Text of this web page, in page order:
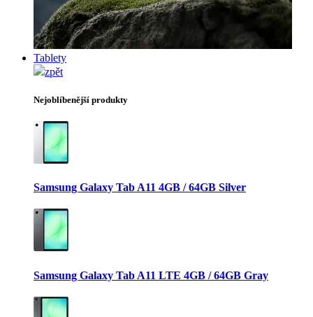
Tablety
zpět
Nejoblíbenější produkty
Samsung Galaxy Tab A11 4GB / 64GB Silver
Samsung Galaxy Tab A11 LTE 4GB / 64GB Gray